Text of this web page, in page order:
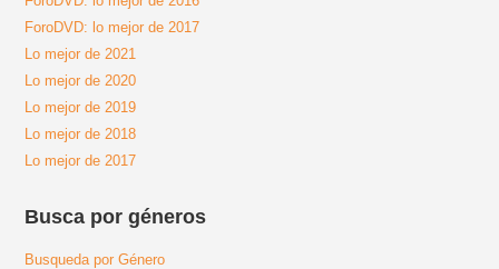
ForoDVD: lo mejor de 2017
Lo mejor de 2021
Lo mejor de 2020
Lo mejor de 2019
Lo mejor de 2018
Lo mejor de 2017
Busca por géneros
Busqueda por Género